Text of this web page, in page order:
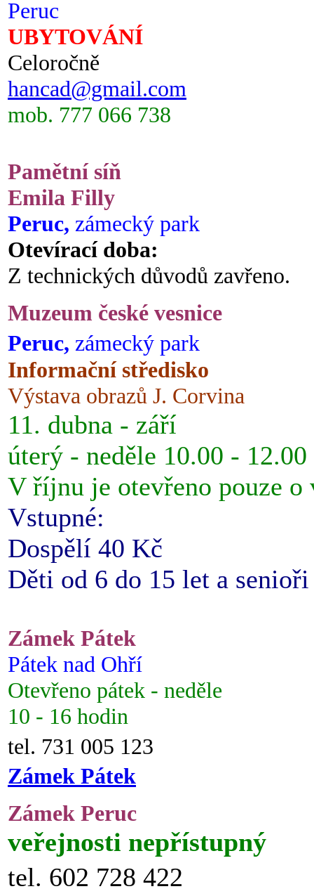
Peruc
UBYTOVÁNÍ
Celoročně
hancad@gmail.com
mob. 777 066 738
Pamětní síň
Emila Filly
Peruc, zámecký park
Otevírací doba:
Z technických důvodů zavřeno.
Muzeum české vesnice
Peruc, zámecký park
Informační středisko
Výstava obrazů J. Corvina
11. dubna - září
úterý - neděle 10.00 -
V říjnu je otevřeno pouze o
Vstupné:
Dospělí 40 Kč
Děti od 6 do 15 let a
Zámek Pátek
Pátek nad Ohří
Otevřeno pátek - neděle
10 - 16 hodin
tel. 731 005 123
Zámek Pátek
Zámek Peruc
veřejnosti nepřístupný
tel. 602 728 422